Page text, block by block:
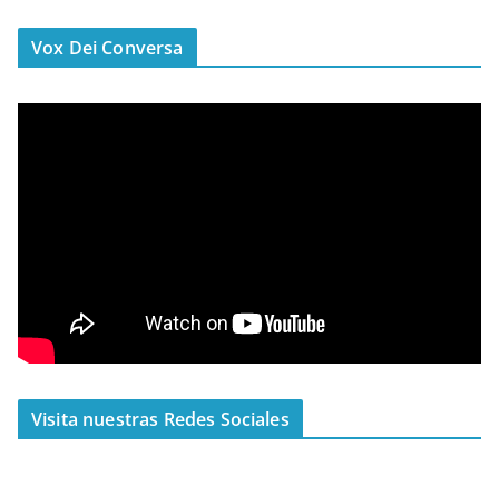
Vox Dei Conversa
Visita nuestras Redes Sociales